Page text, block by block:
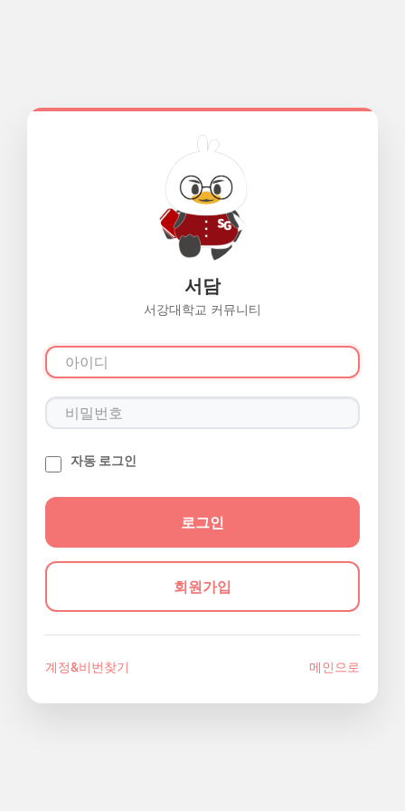
서담
서강대학교 커뮤니티
자동 로그인
회원가입
계정&비번찾기 메인으로